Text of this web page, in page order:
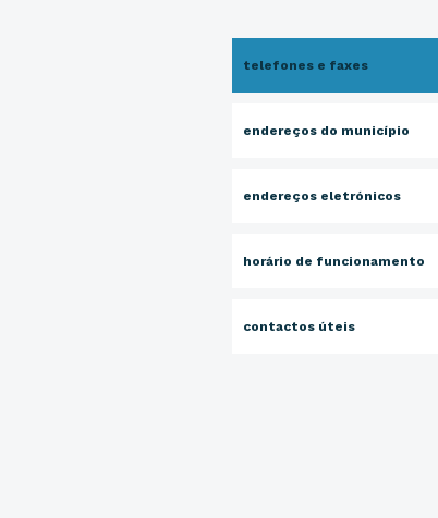
telefones e faxes
endereços do município
endereços eletrónicos
horário de funcionamento
contactos úteis